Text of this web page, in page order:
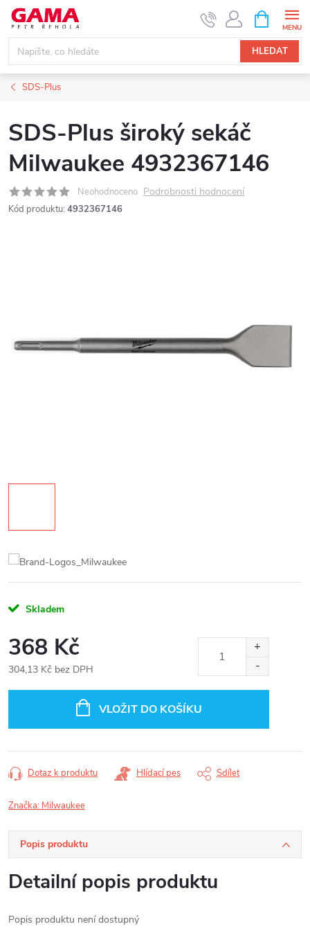
Přejít
obsah
HLEDAT
NÁKUPNÍ
KOŠÍK
SDS-Plus
SDS-Plus široký sekáč
Milwaukee 4932367146
Neohodnoceno Podrobnosti hodnocení
Kód produktu: 4932367146
Skladem
368 Kč
304,13 Kč bez DPH
VLOŽIT DO KOŠÍKU
Dotaz k produktu Hlídací pes Sdílet
Značka: Milwaukee
Popis produktu
Detailní popis produktu
Popis produktu není dostupný